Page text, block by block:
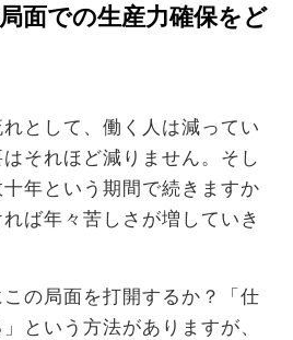
面での生産力確保をど
として、働く人は減ってい
それほど減りません。そし
年という期間で続きますか
ば年々苦しさが増していき
の局面を打開するか？「仕
という方法がありますが、